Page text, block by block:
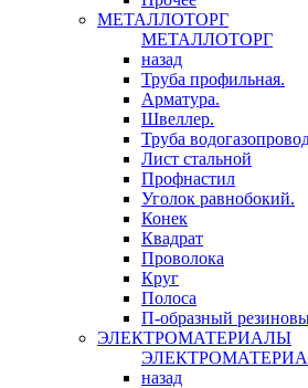
МЕТАЛЛОТОРГ
МЕТАЛЛОТОРГ
назад
Труба профильная.
Арматура.
Швеллер.
Труба
Лист стальной
Профнастил
Уголок равнобокий.
Конек
Квадрат
Проволока
Круг
Полоса
П-образный
ЭЛЕКТРОМАТЕРИАЛЫ
назад